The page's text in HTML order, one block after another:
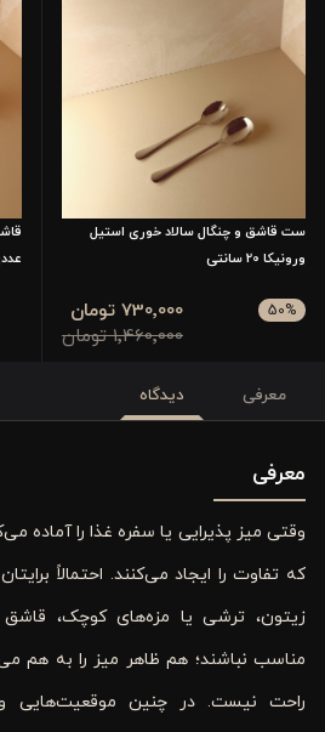
ست قاشق و چنگال سالاد خوری استیل
ورونیکا 20 سانتی
50%
1٬460٬000 تومان
730٬000 تومان
عددی
معرفی دیدگاه
معرفی
وقتی میز پذیرایی یا سفره غذا را آماده
که تفاوت را ایجاد می‌کنند. احتمالاً
زیتون، ترشی یا مزه‌های کوچک، قاشق
مناسب نباشند؛ هم ظاهر میز را به هم
راحت نیست. در چنین